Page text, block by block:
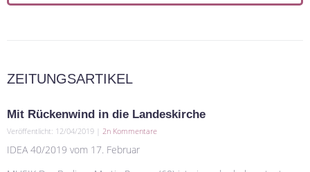
ZEITUNGSARTIKEL
Mit Rückenwind in die Landeskirche
Veröffentlicht: 12/04/2019 | 2n Kommentare
IDEA 40/2019 vom 17. Februar